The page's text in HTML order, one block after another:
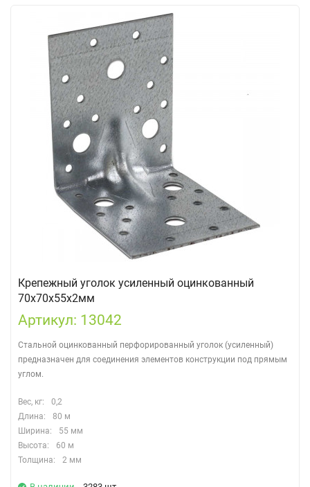
Крепежный уголок усиленный оцинкованный
70х70х55х2мм
Артикул: 13042
Стальной оцинкованный перфорированный уголок (усиленный)
предназначен для соединения элементов конструкции под прямым
углом.
Вес, кг:
0,2
Длина:
80 м
Ширина:
55 мм
Высота:
60 м
Толщина:
2 мм